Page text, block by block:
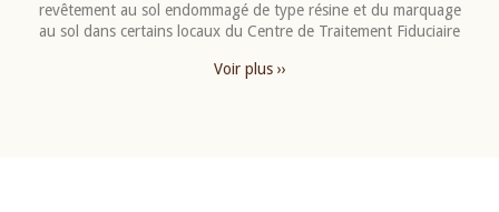
revêtement au sol endommagé de type résine et du marquage
au sol dans certains locaux du Centre de Traitement Fiduciaire
Voir plus ››